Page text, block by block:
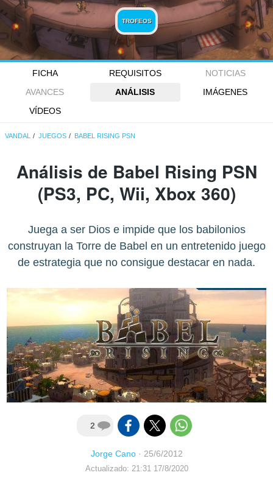
TROFEOS
FICHA REQUISITOS
NOTICIAS
AVANCES
ANÁLISIS
IMÁGENES
VÍDEOS
VANDAL JUEGOS BABEL RISING PSN
Análisis de Babel Rising PSN
(PS3, PC, Wii, Xbox 360)
Juega a ser Dios e impide que los babilonios
construyan la Torre de Babel en un entretenido juego
de estrategia que no consigue destacar en nada.
2
Jorge Cano· 25/6/2012
Actualizado: 21:31 17/8/2020